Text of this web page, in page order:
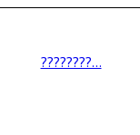
????????...